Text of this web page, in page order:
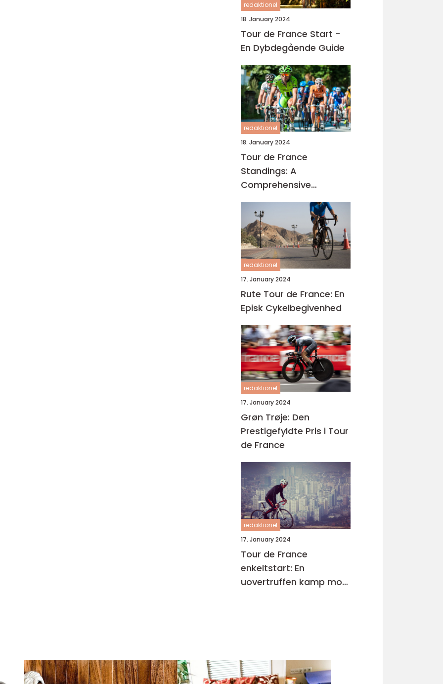
redaktionel
18. January 2024
Tour de France Start -
En Dybdegående Guide
redaktionel
18. January 2024
Tour de France
Standings: A
Comprehensive
Overview of the Iconic
Cycling Race
redaktionel
17. January 2024
Rute Tour de France: En
Episk Cykelbegivenhed
redaktionel
17. January 2024
Grøn Trøje: Den
Prestigefyldte Pris i Tour
de France
redaktionel
17. January 2024
Tour de France
enkeltstart: En
uovertruffen kamp mod